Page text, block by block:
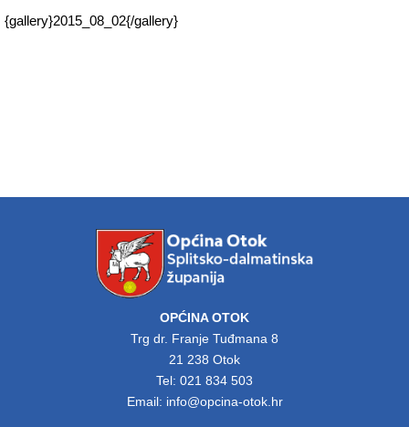
{gallery}2015_08_02{/gallery}
OPĆINA OTOK
Trg dr. Franje Tuđmana 8
21 238 Otok
Tel: 021 834 503
Email: info@opcina-otok.hr